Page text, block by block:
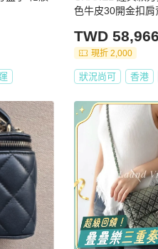
色牛皮30開金扣肩
TWD 58,966
現折 2,000
狀況尚可 香港